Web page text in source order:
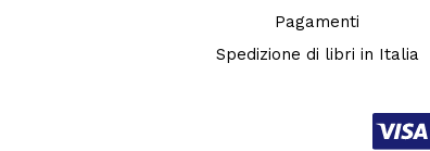
Pagamenti
Spedizione di libri in Italia